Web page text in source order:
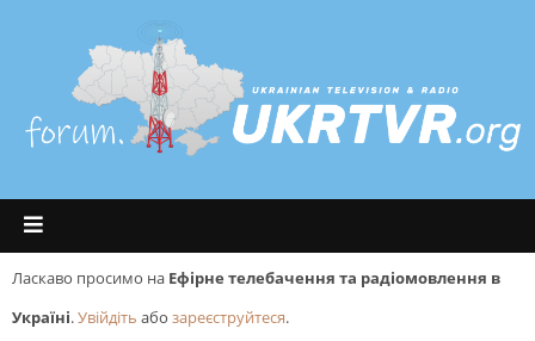
Ласкаво просимо на Ефірне телебачення та радіомовлення в
Україні.Увійдіть або зареєструйтеся.